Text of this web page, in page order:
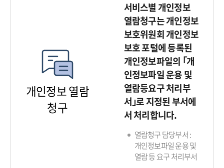
개인정보 열람
청구
서비스별 개인정보
열람청구는 개인정보
보호위원회 개인정보
보호 포털에 등록된
개인정보파일의 ｢개
인정보파일 운용 및
열람등요구 처리부
서｣로 지정된 부서에
서 처리합니다.
열람청구 담당부서 :
개인정보파일 운용 및
열람 등 요구 처리부서